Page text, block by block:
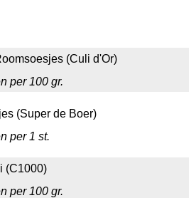
(Culi d'Or)
per 100 gr.
(Super de Boer)
per 1 st.
(C1000)
per 100 gr.